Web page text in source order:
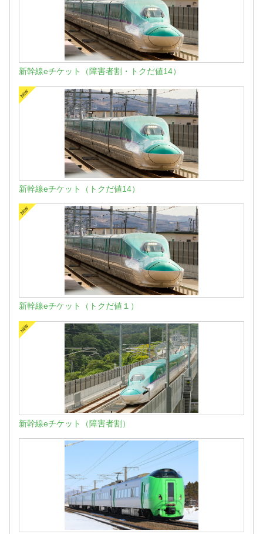
新幹線eチケット（障害者割・トクだ値14）
新幹線eチケット（トクだ値14）
新幹線eチケット（トクだ値１）
新幹線eチケット（障害者割）